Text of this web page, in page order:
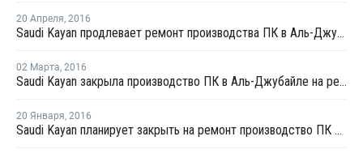
20 Апреля, 2016
Saudi Kayan продлевает ремонт производства ПК в Аль-Джубайле
02 Марта, 2016
Saudi Kayan закрыла производство ПК в Аль-Джубайле на ремонт
20 Января, 2016
Saudi Kayan планирует закрыть на ремонт производство ПК в Аль-Джубайль в конце марта